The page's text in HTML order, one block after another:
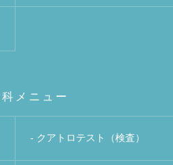
メニュー
- クアトロテスト（検査）